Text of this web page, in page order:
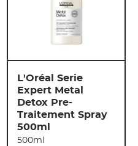
L'Oréal Serie
Expert Metal
Detox Pre-
Traitement Spray
500ml
500ml